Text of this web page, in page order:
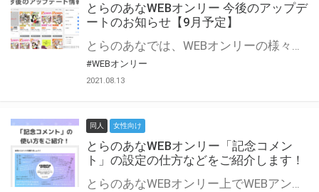
とらのあなWEBオンリー 今後のアップデ
ートのお知らせ【9月予定】
とらのあなでは、WEBオンリーの様々な支援を実施しています。 今回は2021年9月に実装を予定しているアップデート情報についてご紹介いたします。 とらのあなWEBオンリーサイトはこちら
#WEBオンリー
2021.08.13
同人 女性向け
とらのあなWEBオンリー「記念コメン
ト」の設定の仕方などをご紹介します！
とらのあなWEBオンリー上でWEBアンソロジーが作成できる「記念コメント」について、その使い方や作成手順を解説します！ 支援タイプを「サークル参加型」「サークル参加型・マルシェ(イベント会場)機能付き」でお申し込みいただいている主催者様はぜひご活用ください♪ とらのあなWEBオンリーサイトはこちら